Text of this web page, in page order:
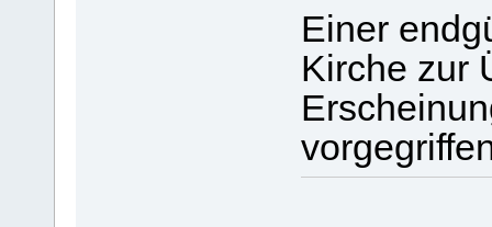
Einer
Kirche zur